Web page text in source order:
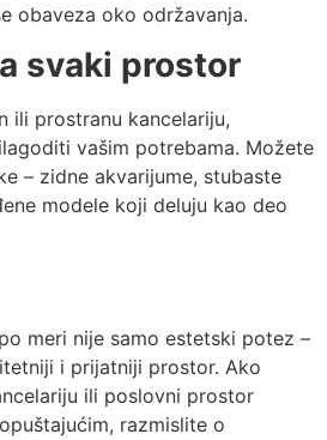
obaveza oko održavanja.
svaki prostor
ili prostranu kancelariju,
vašim potrebama. Možete
– zidne akvarijume, stubaste
modele koji deluju kao deo
meri nije samo estetski potez –
i prijatniji prostor. Ako
ili poslovni prostor
razmislite o